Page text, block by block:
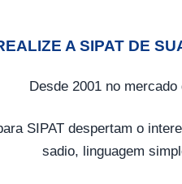
A SIPAT DE
Desde 2001 no
SIPAT despertam o
sadio, linguagem